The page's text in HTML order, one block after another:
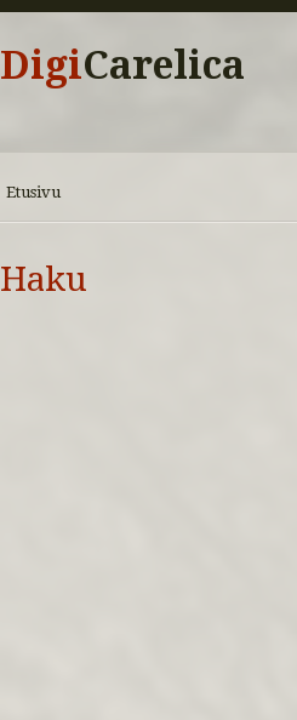
DigiCarelica
Etusivu
Haku